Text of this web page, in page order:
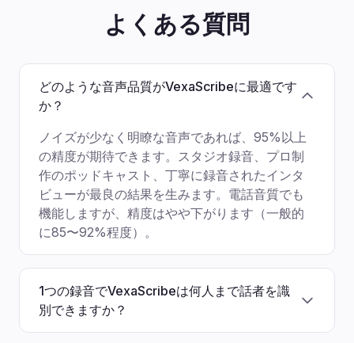
よくある質問
どのような音声品質がVexaScribeに最適です
か？
ノイズが少なく明瞭な音声であれば、95%以上
の精度が期待できます。スタジオ録音、プロ制
作のポッドキャスト、丁寧に録音されたインタ
ビューが最良の結果を生みます。電話音質でも
機能しますが、精度はやや下がります（一般的
に85〜92%程度）。
1つの録音でVexaScribeは何人まで話者を識
別できますか？